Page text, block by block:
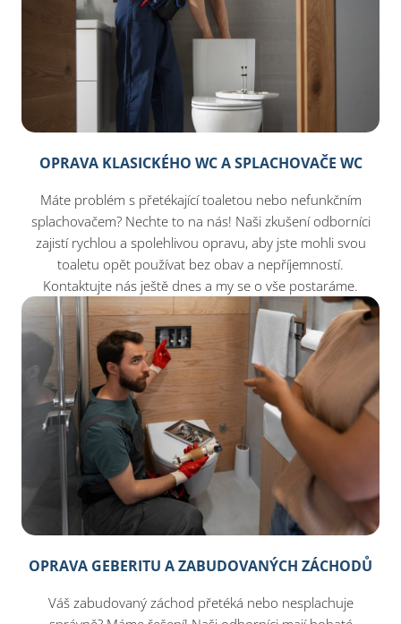
OPRAVA KLASICKÉHO WC A SPLACHOVAČE WC
Máte problém s přetékající toaletou nebo nefunkčním
splachovačem? Nechte to na nás! Naši zkušení odborníci
zajistí rychlou a spolehlivou opravu, aby jste mohli svou
toaletu opět používat bez obav a nepříjemností.
Kontaktujte nás ještě dnes a my se o vše postaráme.
OPRAVA GEBERITU A ZABUDOVANÝCH ZÁCHODŮ
Váš zabudovaný záchod přetéká nebo nesplachuje